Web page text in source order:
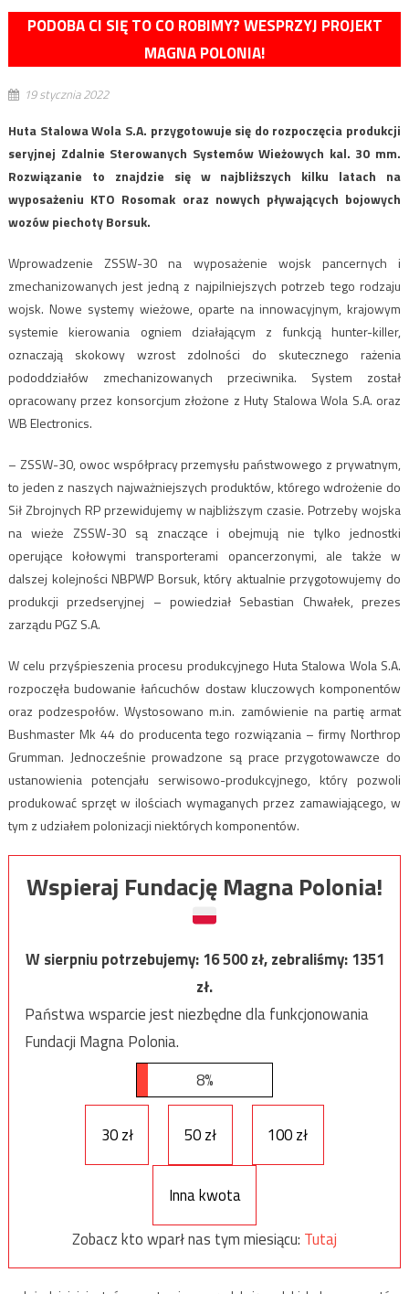
PODOBA CI SIĘ TO CO ROBIMY? WESPRZYJ PROJEKT
MAGNA POLONIA!
19 stycznia 2022
Huta Stalowa Wola S.A. przygotowuje się do rozpoczęcia produkcji
seryjnej Zdalnie Sterowanych Systemów Wieżowych kal. 30 mm.
Rozwiązanie to znajdzie się w najbliższych kilku latach na
wyposażeniu KTO Rosomak oraz nowych pływających bojowych
wozów piechoty Borsuk.
Wprowadzenie ZSSW-30 na wyposażenie wojsk pancernych i
zmechanizowanych jest jedną z najpilniejszych potrzeb tego rodzaju
wojsk. Nowe systemy wieżowe, oparte na innowacyjnym, krajowym
systemie kierowania ogniem działającym z funkcją hunter-killer,
oznaczają skokowy wzrost zdolności do skutecznego rażenia
pododdziałów zmechanizowanych przeciwnika. System został
opracowany przez konsorcjum złożone z Huty Stalowa Wola S.A. oraz
WB Electronics.
– ZSSW-30, owoc współpracy przemysłu państwowego z prywatnym,
to jeden z naszych najważniejszych produktów, którego wdrożenie do
Sił Zbrojnych RP przewidujemy w najbliższym czasie. Potrzeby wojska
na wieże ZSSW-30 są znaczące i obejmują nie tylko jednostki
operujące kołowymi transporterami opancerzonymi, ale także w
dalszej kolejności NBPWP Borsuk, który aktualnie przygotowujemy do
produkcji przedseryjnej – powiedział Sebastian Chwałek, prezes
zarządu PGZ S.A.
W celu przyśpieszenia procesu produkcyjnego Huta Stalowa Wola S.A.
rozpoczęła budowanie łańcuchów dostaw kluczowych komponentów
oraz podzespołów. Wystosowano m.in. zamówienie na partię armat
Bushmaster Mk 44 do producenta tego rozwiązania – firmy Northrop
Grumman. Jednocześnie prowadzone są prace przygotowawcze do
ustanowienia potencjału serwisowo-produkcyjnego, który pozwoli
produkować sprzęt w ilościach wymaganych przez zamawiającego, w
tym z udziałem polonizacji niektórych komponentów.
Wspieraj Fundację Magna Polonia!
W sierpniu potrzebujemy:16 500zł, zebraliśmy:1351
zł.
Państwa wsparcie jest niezbędne dla funkcjonowania
Fundacji Magna Polonia.
8%
30 zł 50 zł 100 zł
Inna kwota
Zobacz kto wparł nas tym miesiącu: Tutaj